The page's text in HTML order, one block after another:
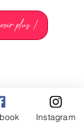
plus !
Instagram